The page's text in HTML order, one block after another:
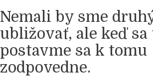
Nemali by sme
ubližovať, ale keď sa
postavme sa k tomu
zodpovedne.